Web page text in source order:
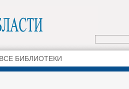
ВСЕ БИБЛИОТЕКИ